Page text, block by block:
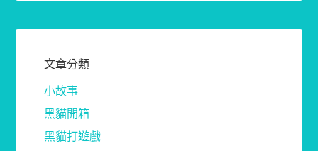
文章分類
小故事
黑貓開箱
黑貓打遊戲